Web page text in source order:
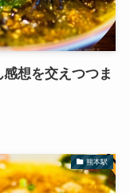
想を交えつつま
熊本駅